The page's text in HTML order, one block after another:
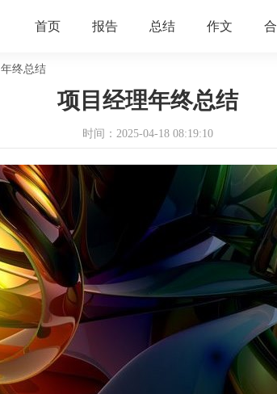
首页 报告 总结 作文
年终总结
项目经理年终总结
时间：2025-04-18 08:19:10